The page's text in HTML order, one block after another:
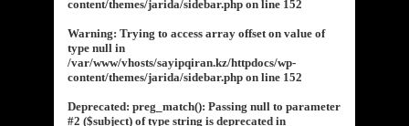
content/themes/jarida/sidebar.php on line 152
Warning: Trying to access array offset on value of
type null in
/var/www/vhosts/sayipqiran.kz/httpdocs/wp-
content/themes/jarida/sidebar.php on line 152
Deprecated: preg_match(): Passing null to parameter
#2 ($subject) of type string is deprecated in